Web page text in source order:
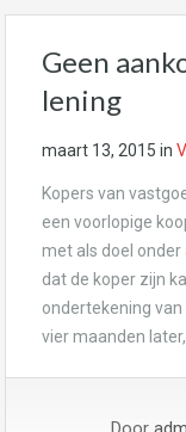
Geen
lening
maart 13, 2015 in
Kopers van
een voorlopige
met als doel
dat de koper zijn
ondertekening
vier maanden